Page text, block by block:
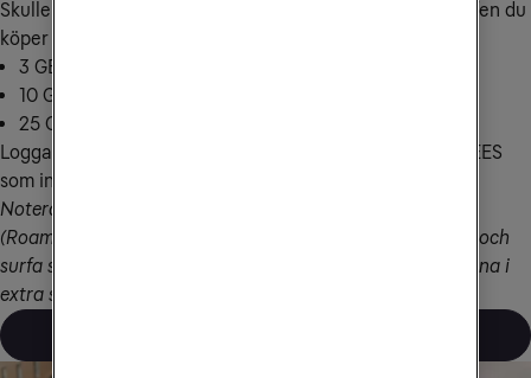
Skulle du ha slut på surf kan du köpa extra. Den extra surfen du
köper gäller både i Sverige och inom EU/EES.
3 GB för 199 kr: skicka EUD3 till
10 GB för 299 kr: skicka EUD10 till
25 GB för 399 kr: skicka EUD25 till
Logga in i
för att se hur mycket surf inom EU/EES
som ingår i ditt abonnemang.
Notera att Ukraina och Moldavien ingår i EUs RLAH-zon
(Roam Like At Home). Det innebär att du kan ringa, sms:a och
surfa som hemma när du reser dit. Dessutom ingår länderna i
extra surfpaket som du kan köpa till.